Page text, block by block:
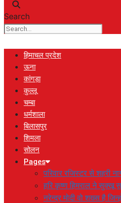
Search
हिमाचल प्रदेश
ऊना
कांगड़ा
कुल्लू
चम्बा
धर्मशाला
बिलासपुर
शिमला
सोलन
Pages
परिवार रजिस्टर से शहरी
हरि कृष्ण हिमराल ने सुक्खू
नरेन्द्र मोदी वो शख्स है